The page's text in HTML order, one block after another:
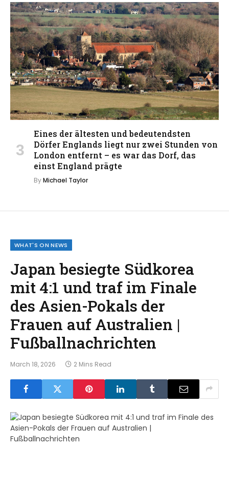
Eines der ältesten und bedeutendsten
Dörfer Englands liegt nur zwei Stunden von
London entfernt – es war das Dorf, das
einst England prägte
ByMichael Taylor
WHAT'S ON NEWS
Japan besiegte Südkorea
mit 4:1 und traf im Finale
des Asien-Pokals der
Frauen auf Australien |
Fußballnachrichten
March 18, 2026 2 Mins Read